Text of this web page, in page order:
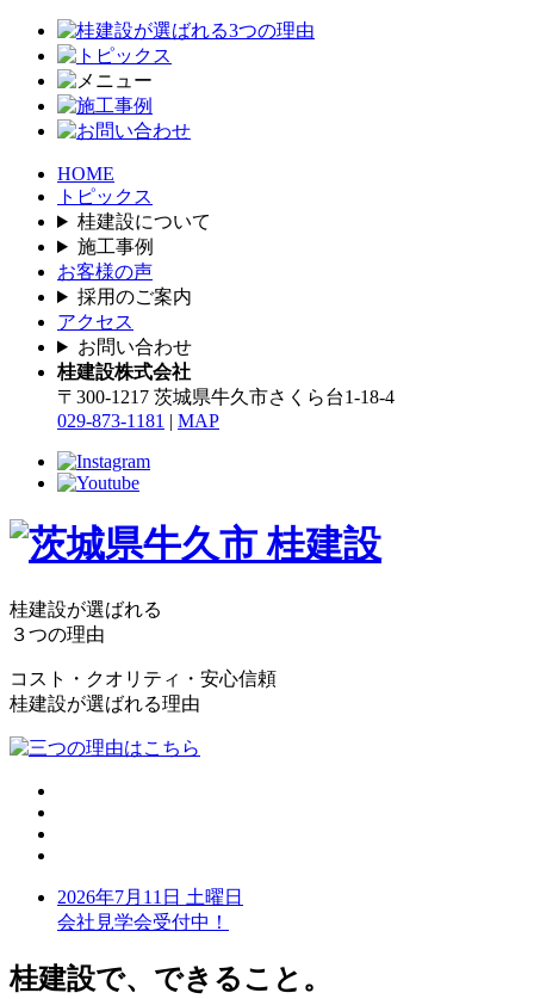
HOME
トピックス
桂建設について
施工事例
お客様の声
採用のご案内
アクセス
お問い合わせ
桂建設株式会社
〒300-1217 茨城県牛久市さくら台1-18-4
029-873-1181 | MAP
桂建設が選ばれる
３つの理由
コスト・クオリティ・安心信頼
桂建設が選ばれる理由
2026年7月11日 土曜日
会社見学会受付中！
桂建設で、できること。